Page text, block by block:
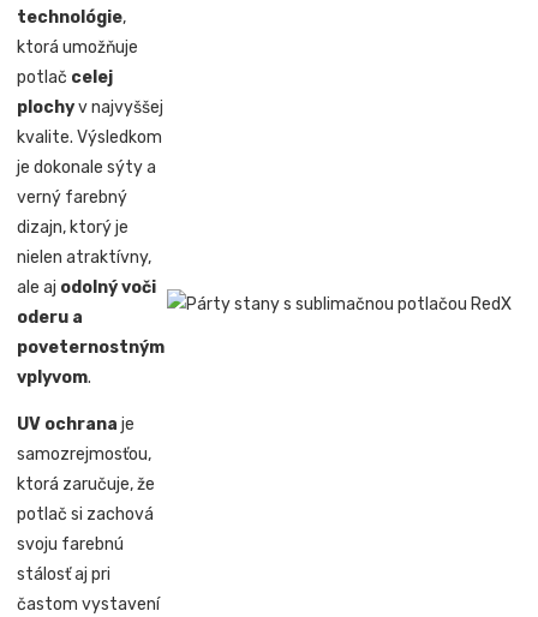
technológie,
ktorá umožňuje
potlač celej
plochyv najvyššej
kvalite. Výsledkom
je dokonale sýty a
verný farebný
dizajn, ktorý je
nielen atraktívny,
ale aj odolný voči
oderu a
poveternostným
vplyvom.
UV ochrana je
samozrejmosťou,
ktorá zaručuje, že
potlač si zachová
svoju farebnú
stálosť aj pri
častom vystavení